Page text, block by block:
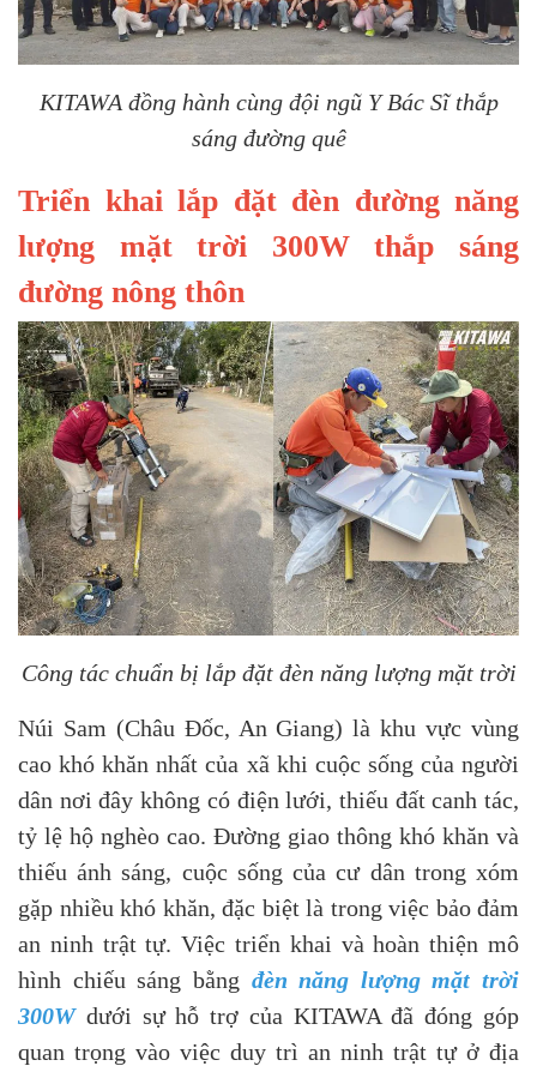
KITAWA đồng hành cùng đội ngũ Y Bác Sĩ thắp
sáng đường quê
Triển khai lắp đặt đèn đường năng
lượng mặt trời 300W thắp sáng
đường nông thôn
Công tác chuẩn bị lắp đặt đèn năng lượng mặt trời
Núi Sam (Châu Đốc, An Giang) là khu vực vùng
cao khó khăn nhất của xã khi cuộc sống của người
dân nơi đây không có điện lưới, thiếu đất canh tác,
tỷ lệ hộ nghèo cao. Đường giao thông khó khăn và
thiếu ánh sáng, cuộc sống của cư dân trong xóm
gặp nhiều khó khăn, đặc biệt là trong việc bảo đảm
an ninh trật tự. Việc triển khai và hoàn thiện mô
hình chiếu sáng bằng đèn năng lượng mặt trời
300Wdưới sự hỗ trợ của KITAWA đã đóng góp
quan trọng vào việc duy trì an ninh trật tự ở địa